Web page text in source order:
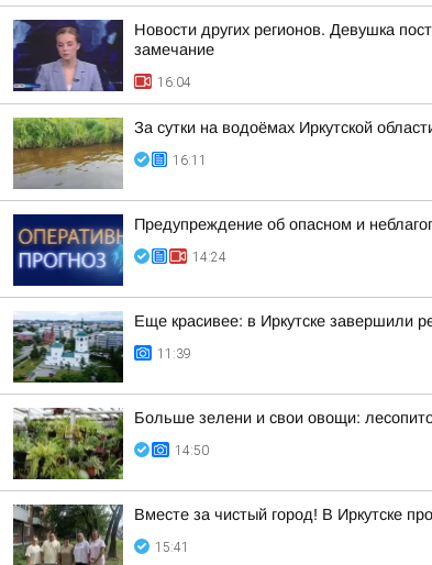
Новости других регионов. Девушка
замечание
16:04
За сутки на водоёмах Иркутской
16:11
Предупреждение об опасном и
14:24
Еще красивее: в Иркутске завершили
11:39
Больше зелени и свои овощи:
14:50
Вместе за чистый город! В Иркутске
15:41